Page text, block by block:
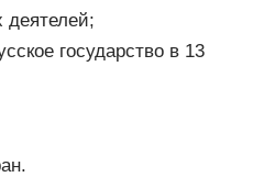
деятелей;
государство в 13